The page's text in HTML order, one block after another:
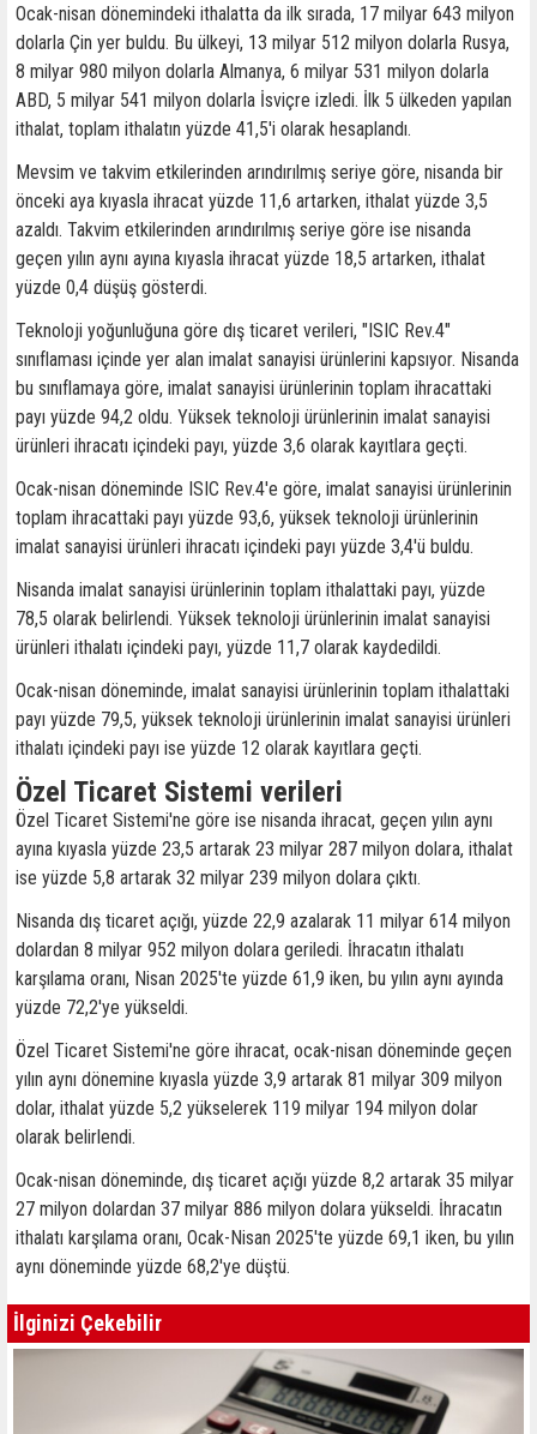
Ocak-nisan dönemindeki ithalatta da ilk sırada, 17 milyar 643 milyon
dolarla Çin yer buldu. Bu ülkeyi, 13 milyar 512 milyon dolarla Rusya,
8 milyar 980 milyon dolarla Almanya, 6 milyar 531 milyon dolarla
ABD, 5 milyar 541 milyon dolarla İsviçre izledi. İlk 5 ülkeden yapılan
ithalat, toplam ithalatın yüzde 41,5'i olarak hesaplandı.
Mevsim ve takvim etkilerinden arındırılmış seriye göre, nisanda bir
önceki aya kıyasla ihracat yüzde 11,6 artarken, ithalat yüzde 3,5
azaldı. Takvim etkilerinden arındırılmış seriye göre ise nisanda
geçen yılın aynı ayına kıyasla ihracat yüzde 18,5 artarken, ithalat
yüzde 0,4 düşüş gösterdi.
Teknoloji yoğunluğuna göre dış ticaret verileri, "ISIC Rev.4"
sınıflaması içinde yer alan imalat sanayisi ürünlerini kapsıyor. Nisanda
bu sınıflamaya göre, imalat sanayisi ürünlerinin toplam ihracattaki
payı yüzde 94,2 oldu. Yüksek teknoloji ürünlerinin imalat sanayisi
ürünleri ihracatı içindeki payı, yüzde 3,6 olarak kayıtlara geçti.
Ocak-nisan döneminde ISIC Rev.4'e göre, imalat sanayisi ürünlerinin
toplam ihracattaki payı yüzde 93,6, yüksek teknoloji ürünlerinin
imalat sanayisi ürünleri ihracatı içindeki payı yüzde 3,4'ü buldu.
Nisanda imalat sanayisi ürünlerinin toplam ithalattaki payı, yüzde
78,5 olarak belirlendi. Yüksek teknoloji ürünlerinin imalat sanayisi
ürünleri ithalatı içindeki payı, yüzde 11,7 olarak kaydedildi.
Ocak-nisan döneminde, imalat sanayisi ürünlerinin toplam ithalattaki
payı yüzde 79,5, yüksek teknoloji ürünlerinin imalat sanayisi ürünleri
ithalatı içindeki payı ise yüzde 12 olarak kayıtlara geçti.
Özel Ticaret Sistemi verileri
Özel Ticaret Sistemi'ne göre ise nisanda ihracat, geçen yılın aynı
ayına kıyasla yüzde 23,5 artarak 23 milyar 287 milyon dolara, ithalat
ise yüzde 5,8 artarak 32 milyar 239 milyon dolara çıktı.
Nisanda dış ticaret açığı, yüzde 22,9 azalarak 11 milyar 614 milyon
dolardan 8 milyar 952 milyon dolara geriledi. İhracatın ithalatı
karşılama oranı, Nisan 2025'te yüzde 61,9 iken, bu yılın aynı ayında
yüzde 72,2'ye yükseldi.
Özel Ticaret Sistemi'ne göre ihracat, ocak-nisan döneminde geçen
yılın aynı dönemine kıyasla yüzde 3,9 artarak 81 milyar 309 milyon
dolar, ithalat yüzde 5,2 yükselerek 119 milyar 194 milyon dolar
olarak belirlendi.
Ocak-nisan döneminde, dış ticaret açığı yüzde 8,2 artarak 35 milyar
27 milyon dolardan 37 milyar 886 milyon dolara yükseldi. İhracatın
ithalatı karşılama oranı, Ocak-Nisan 2025'te yüzde 69,1 iken, bu yılın
aynı döneminde yüzde 68,2'ye düştü.
İlginizi Çekebilir